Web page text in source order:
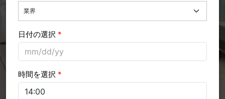
日付の選択 *
時間を選択 *